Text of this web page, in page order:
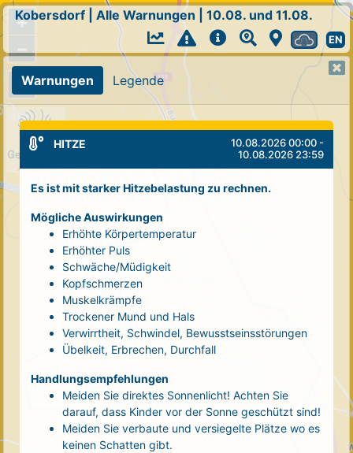
+
−
Kobersdorf Alle Warnungen 10.08. und 11.08.
EN
Warnungen Legende
HITZE
10.08.2026 00:00 -
10.08.2026 23:59
Es ist mit starker Hitzebelastung zu rechnen.
Mögliche Auswirkungen
Erhöhte Körpertemperatur
Erhöhter Puls
Schwäche/Müdigkeit
Kopfschmerzen
Muskelkrämpfe
Trockener Mund und Hals
Verwirrtheit, Schwindel, Bewusstseinsstörungen
Übelkeit, Erbrechen, Durchfall
Handlungsempfehlungen
Meiden Sie direktes Sonnenlicht! Achten Sie
darauf, dass Kinder vor der Sonne geschützt sind!
Meiden Sie verbaute und versiegelte Plätze wo es
keinen Schatten gibt.